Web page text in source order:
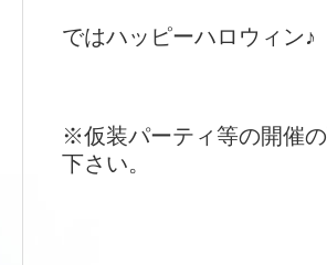
ではハッピーハロウィン♪
※仮装パーティ等の開催
下さい。